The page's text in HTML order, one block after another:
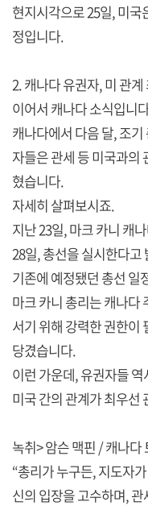
현지시각으로 25일, 미국
정입니다.
2. 캐나다 유권자, 미 관계
이어서 캐나다 소식입니
캐나다에서 다음 달, 조
자들은 관세 등 미국과의
혔습니다.
자세히 살펴보시죠.
지난 23일, 마크 카니 캐
28일, 총선을 실시한다고
기존에 예정됐던 총선 일
마크 카니 총리는 캐나다
서기 위해 강력한 권한이
당겼습니다.
이런 가운데, 유권자들
미국 간의 관계가 최우선
녹취> 암슨 맥핀 / 캐나다
“총리가 누구든, 지도자
신의 입장을 고수하며,